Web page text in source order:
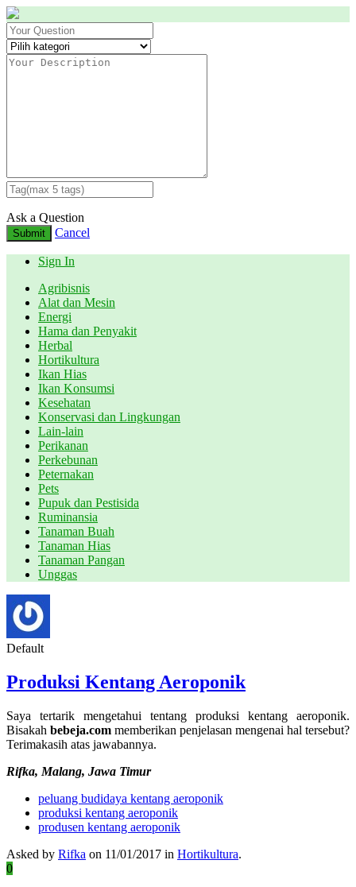
Ask a Question
Submit Cancel
Sign In
Agribisnis
Alat dan Mesin
Energi
Hama dan Penyakit
Herbal
Hortikultura
Ikan Hias
Ikan Konsumsi
Kesehatan
Konservasi dan Lingkungan
Lain-lain
Perikanan
Perkebunan
Peternakan
Pets
Pupuk dan Pestisida
Ruminansia
Tanaman Buah
Tanaman Hias
Tanaman Pangan
Unggas
Default
Produksi Kentang Aeroponik
Saya tertarik mengetahui tentang produksi kentang aeroponik.
Bisakah bebeja.com memberikan penjelasan mengenai hal tersebut?
Terimakasih atas jawabannya.
Rifka, Malang, Jawa Timur
peluang budidaya kentang aeroponik
produksi kentang aeroponik
produsen kentang aeroponik
Asked by Rifka on 11/01/2017 in Hortikultura.
0